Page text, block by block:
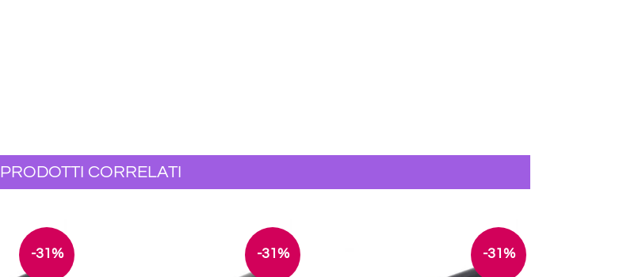
PRODOTTI CORRELATI
-31% -31% -31%